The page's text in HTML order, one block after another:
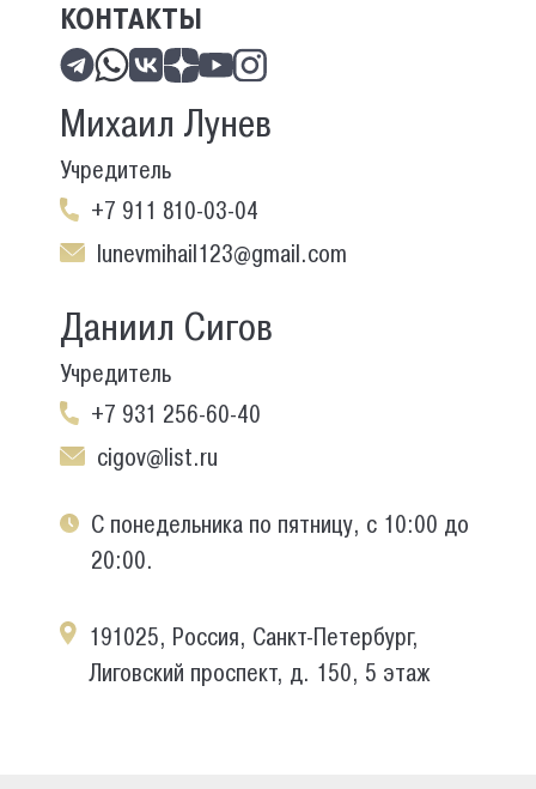
КОНТАКТЫ
Михаил Лунев
Учредитель
+7 911 810-03-04
lunevmihail123@gmail.com
Даниил Сигов
Учредитель
+7 931 256-60-40
cigov@list.ru
С понедельника по пятницу, с 10:00 до
20:00.
191025, Россия, Санкт-Петербург,
Лиговский проспект, д. 150, 5 этаж